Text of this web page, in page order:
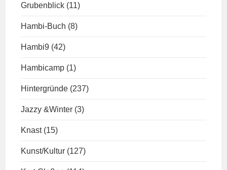
Grubenblick (11)
Hambi-Buch (8)
Hambi9 (42)
Hambicamp (1)
Hintergründe (237)
Jazzy &Winter (3)
Knast (15)
Kunst/Kultur (127)